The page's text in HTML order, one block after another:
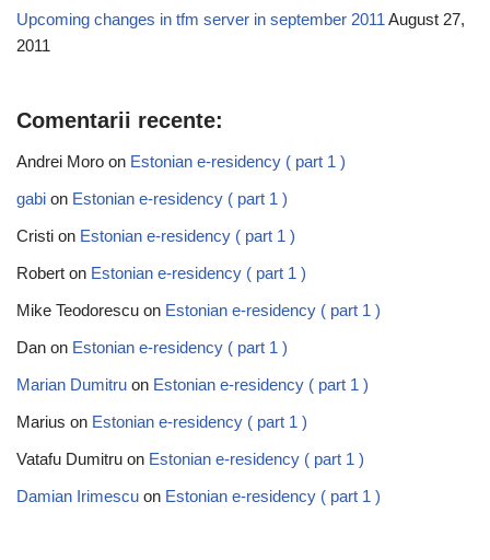
Upcoming changes in tfm server in september 2011 August 27,
2011
Comentarii recente:
Andrei Moro on Estonian e-residency ( part 1 )
gabi on Estonian e-residency ( part 1 )
Cristi on Estonian e-residency ( part 1 )
Robert on Estonian e-residency ( part 1 )
Mike Teodorescu on Estonian e-residency ( part 1 )
Dan on Estonian e-residency ( part 1 )
Marian Dumitru on Estonian e-residency ( part 1 )
Marius on Estonian e-residency ( part 1 )
Vatafu Dumitru on Estonian e-residency ( part 1 )
Damian Irimescu on Estonian e-residency ( part 1 )